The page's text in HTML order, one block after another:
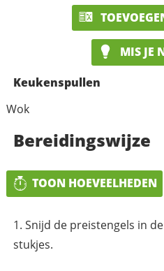
MIS JE
Keukenspullen
Wok
Bereidingswijze
TOON HOEVEELHEDEN
Snijd de preistengels in
stukjes.